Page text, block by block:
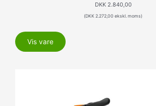
DKK2.840,00
(DKK 2.272,00 ekskl. moms)
Vis vare